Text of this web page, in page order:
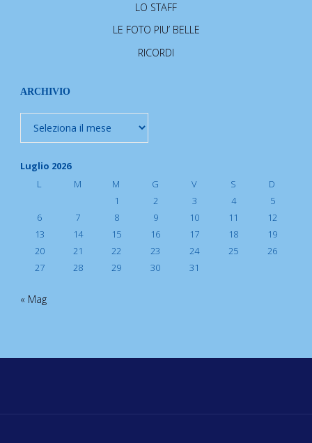
LO STAFF
LE FOTO PIU’ BELLE
RICORDI
ARCHIVIO
Luglio 2026
L
M M G V S
D
1
2 3 4
5
6
7 8 9 10 11
12
13
14 15 16 17 18
19
20
21 22 23 24 25
26
27
28 29 30 31
« Mag